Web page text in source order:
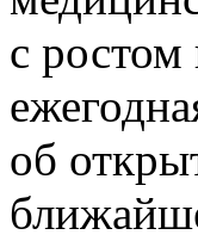
с ростом
об